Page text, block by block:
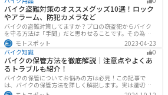
果が高い車検の計画が可能です。
バイク盗難対策のオススメグッズ10選！ロック
やアラーム、防犯カメラなど
バイクの盗難対策してますか？プロの窃盗犯からバイク
を守る方法は「手間」だと思わせることです。その為に
は「チェーンロック 」「ディスクロック」などしっかり
と対策をしておきましょう。この記事では、すぐできる
バイクの盗難対策オススメグッズを紹介します。
モトスポット
2023-04-23
バイク知識
0
バイクの保管方法を徹底解説｜注意点やよくあ
るトラブルも紹介！
バイクの保管についてお悩みの方は必見！この記事で
は、バイクの保管方法を詳しく解説します。実は適切に
保管しなければ、バイクの状態を悪化させる恐れがあり